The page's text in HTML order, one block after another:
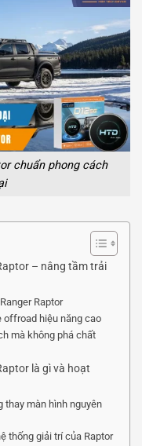
chuẩn phong cách
– nâng tầm trải
Raptor
offroad hiệu năng cao
mà không phá chất
là gì và hoạt
thay màn hình nguyên
thống giải trí của Raptor